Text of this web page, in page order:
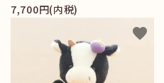
7,700円(内税)
favorite